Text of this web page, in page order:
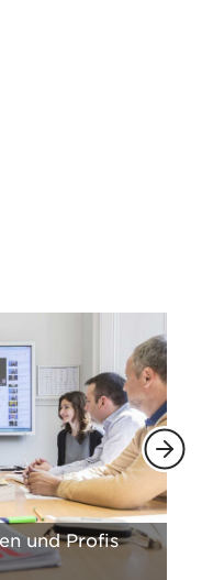
und Profis